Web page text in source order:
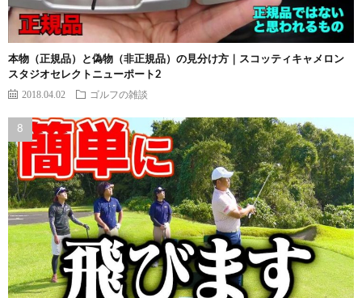
本物（正規品）と偽物（非正規品）の見分け方｜スコッティキャメロン
スタジオセレクトニューポート2
2018.04.02 ゴルフの雑談